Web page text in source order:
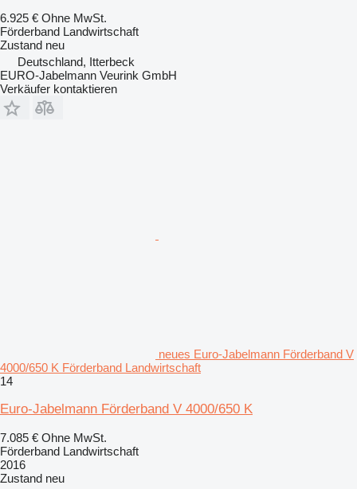
6.925 € Ohne MwSt.
Förderband Landwirtschaft
Zustand neu
Deutschland, Itterbeck
EURO-Jabelmann Veurink GmbH
Verkäufer kontaktieren
neues Euro-Jabelmann Förderband V
4000/650 K Förderband Landwirtschaft
14
Euro-Jabelmann Förderband V 4000/650 K
7.085 € Ohne MwSt.
Förderband Landwirtschaft
2016
Zustand neu